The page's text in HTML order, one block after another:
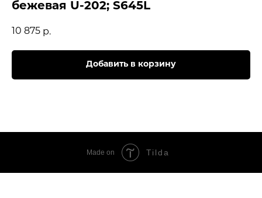
бежевая U-202; S645L
10 875 р.
Добавить в корзину
Made on Tilda